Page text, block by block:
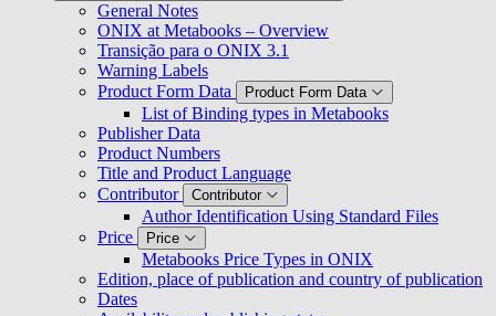
General Notes
ONIX at Metabooks – Overview
Transição para o ONIX 3.1
Warning Labels
Product Form Data
Product Form Data
List of Binding types in Metabooks
Publisher Data
Product Numbers
Title and Product Language
Contributor
Contributor
Author Identification Using Standard Files
Price
Price
Metabooks Price Types in ONIX
Edition, place of publication and country of publication
Dates